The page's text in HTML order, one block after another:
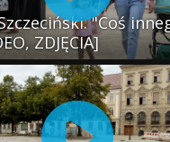
"Coś
ZDJĘCIA]